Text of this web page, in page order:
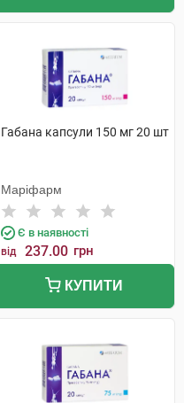
Габана капсули 150 мг 20 шт
Маріфарм
Є в наявності
від 237.00 грн
КУПИТИ